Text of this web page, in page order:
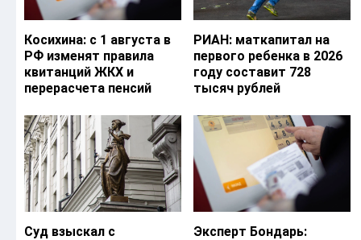
Косихина: с 1 августа в
РФ изменят правила
квитанций ЖКХ и
перерасчета пенсий
РИАН: маткапитал на
первого ребенка в 2026
году составит 728
тысяч рублей
Суд взыскал с
Эксперт Бондарь: